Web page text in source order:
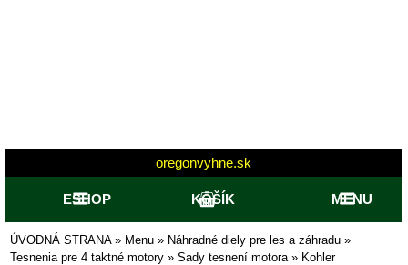
oregonvyhne.sk
ESHOP KOŠÍK MENU
ÚVODNÁ STRANA» Menu » Náhradné diely pre les a záhradu »
Tesnenia pre 4 taktné motory » Sady tesnení motora» Kohler